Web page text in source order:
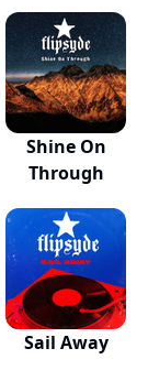
Shine On
Through
Sail Away